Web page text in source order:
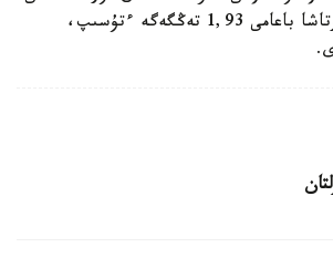
بويىنشا دوللاردىڭ ورتاشا باعامى 1,93 تەڭگەگە ءتۇسىپ،